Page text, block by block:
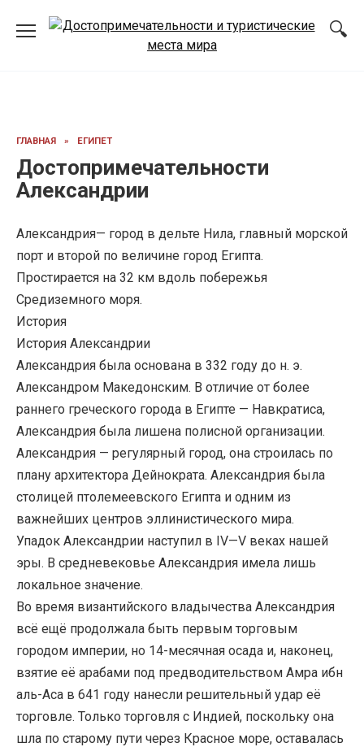
ГЛАВНАЯ » ЕГИПЕТ
Достопримечательности
Александрии
Александрия— город в дельте Нила, главный морской
порт и второй по величине город Египта.
Простирается на 32 км вдоль побережья
Средиземного моря.
История
История Александрии
Александрия была основана в 332 году до н. э.
Александром Македонским. В отличие от более
раннего греческого города в Египте — Навкратиса,
Александрия была лишена полисной организации.
Александрия — регулярный город, она строилась по
плану архитектора Дейнократа. Александрия была
столицей птолемеевского Египта и одним из
важнейших центров эллинистического мира.
Упадок Александрии наступил в IV—V веках нашей
эры. В средневековье Александрия имела лишь
локальное значение.
Во время византийского владычества Александрия
всё ещё продолжала быть первым торговым
городом империи, но 14-месячная осада и, наконец,
взятие её арабами под предводительством Амра ибн
аль-Аса в 641 году нанесли решительный удар её
торговле. Только торговля с Индией, поскольку она
шла по старому пути через Красное море, оставалась